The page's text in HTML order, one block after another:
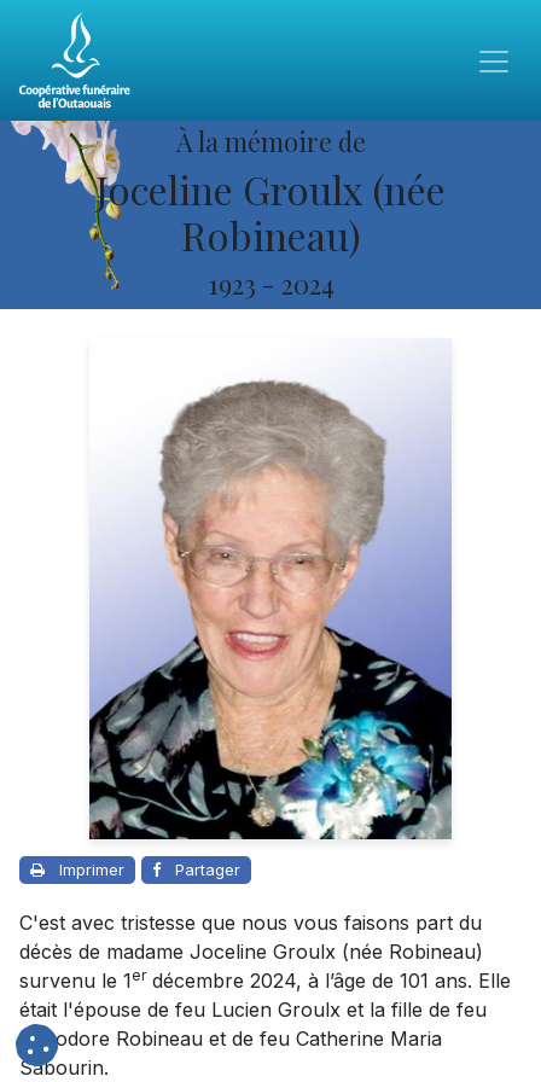
À la mémoire de
Joceline Groulx (née
Robineau)
1923 - 2024
Imprimer Partager
C'est avec tristesse que nous vous faisons part du
décès de madame Joceline Groulx (née Robineau)
survenu le 1erdécembre 2024, à l’âge de 101 ans. Elle
était l'épouse de feu Lucien Groulx et la fille de feu
Théodore Robineau et de feu Catherine Maria
Sabourin.